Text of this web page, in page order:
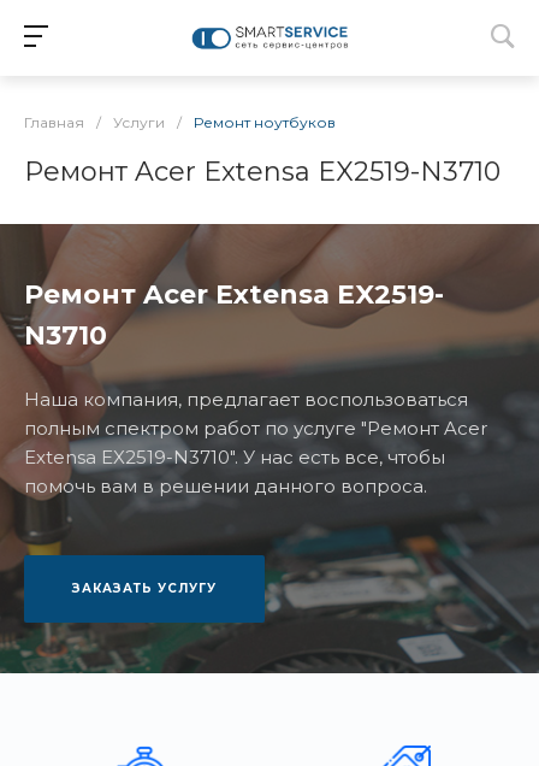
Главная / Услуги / Ремонт ноутбуков
Ремонт Acer Extensa EX2519-N3710
Ремонт Acer Extensa EX2519-
N3710
Наша компания, предлагает воспользоваться
полным спектром работ по услуге "Ремонт Acer
Extensa EX2519-N3710". У нас есть все, чтобы
помочь вам в решении данного вопроса.
ЗАКАЗАТЬ УСЛУГУ